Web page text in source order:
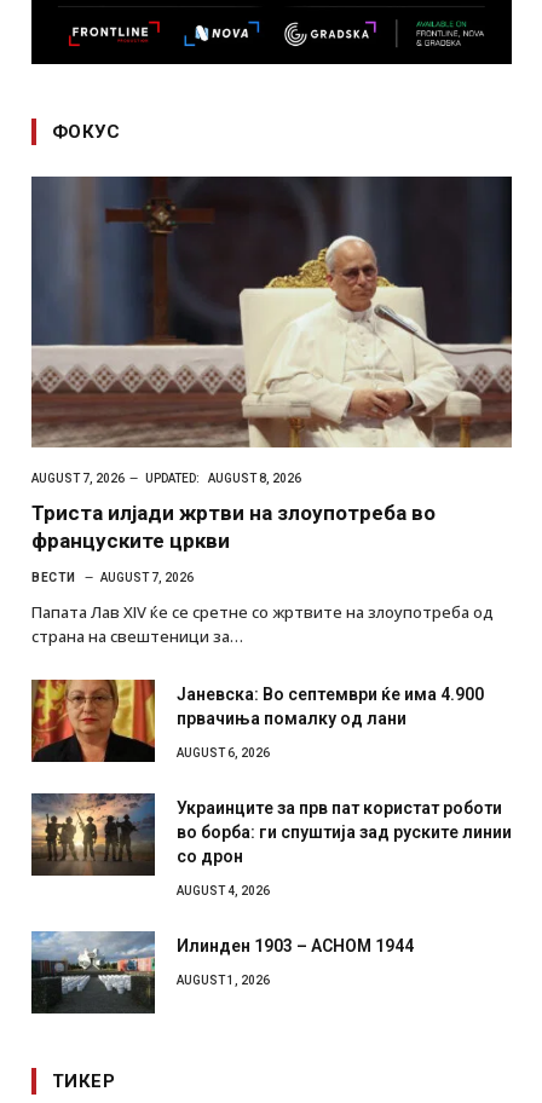
ФОКУС
AUGUST 7, 2026 UPDATED: AUGUST 8, 2026
Триста илјади жртви на злоупотреба во
француските цркви
ВЕСТИ AUGUST 7, 2026
Папата Лав XIV ќе се сретне со жртвите на злоупотреба од
страна на свештеници за…
Јаневска: Во септември ќе има 4.900
првачиња помалку од лани
AUGUST 6, 2026
Украинците за прв пат користат роботи
во борба: ги спуштија зад руските линии
со дрон
AUGUST 4, 2026
Илинден 1903 – АСНОМ 1944
AUGUST 1, 2026
ТИКЕР